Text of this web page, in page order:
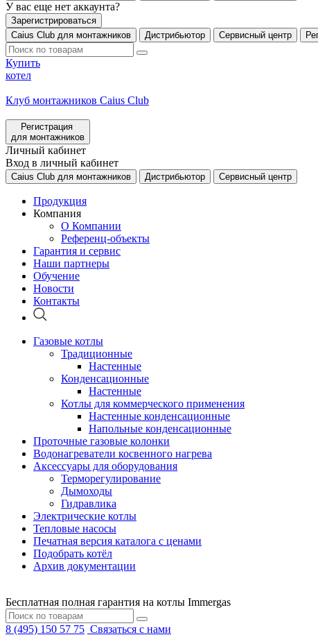
У вас еще нет аккаунта?
Зарегистрироваться
Caius Club для монтажников
Дистрибьютор Сервисный центр
Купить
котел
Клуб монтажников Caius Club
Регистрация
для монтажников
Личный кабинет
Вход в личный кабинет
Caius Club для монтажников Дистрибьютор Сервисный центр
Продукция
Компания
О Компании
Референц-объекты
Гарантия и сервис
Наши партнеры
Обучение
Новости
Контакты
Газовые котлы
Традиционные
Настенные
Конденсационные
Настенные
Котлы для коммерческого применения
Настенные конденсационные
Напольные конденсационные
Проточные газовые колонки
Водонагреватели косвенного нагрева
Аксессуары для оборудования
Терморегулирование
Дымоходы
Гидравлика
Электрические котлы
Тепловые насосы
Печатная версия каталога с ценами
Подобрать котёл
Архив документации
Бесплатная полная гарантия на котлы Immergas
8 (495) 150 57 75 Связаться с нами